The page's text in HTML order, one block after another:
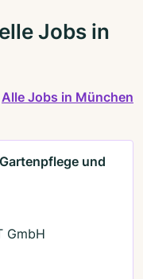
Jobs in
Alle Jobs in München
und
GmbH